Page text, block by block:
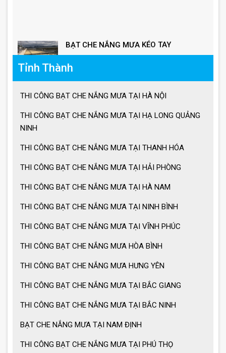
Ô lệch tâm giá bao nhiêu
Giá ô lệch tâm vuông
Lưu ý khi sử dụng ô dù che nắng mưa
Cách chọn ô dù che nắng mưa
Ô dù che nắng mưa loại lớn
Tỉnh Thành
THI CÔNG BẠT CHE NẮNG MƯA TẠI HÀ NỘI
THI CÔNG BẠT CHE NẮNG MƯA TẠI HẠ LONG QUẢNG
NINH
THI CÔNG BẠT CHE NẮNG MƯA TẠI THANH HÓA
THI CÔNG BẠT CHE NẮNG MƯA TẠI HẢI PHÒNG
THI CÔNG BẠT CHE NẮNG MƯA TẠI HÀ NAM
THI CÔNG BẠT CHE NẮNG MƯA TẠI NINH BÌNH
THI CÔNG BẠT CHE NẮNG MƯA TẠI VĨNH PHÚC
THI CÔNG BẠT CHE NẮNG MƯA HÒA BÌNH
THI CÔNG BẠT CHE NẮNG MƯA HƯNG YÊN
THI CÔNG BẠT CHE NẮNG MƯA TẠI BẮC GIANG
THI CÔNG BẠT CHE NẮNG MƯA TẠI BẮC NINH
BẠT CHE NẮNG MƯA TẠI NAM ĐỊNH
THI CÔNG BẠT CHE NẮNG MƯA TẠI PHÚ THỌ